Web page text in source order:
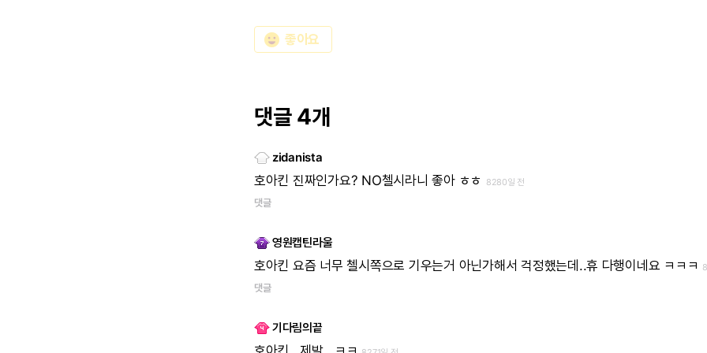
emoji_emotions 좋아요
댓글 4개
zidanista
호아킨 진짜인가요? NO첼시라니 좋아 ㅎㅎ 8280일 전
댓글
영원캡틴라울
호아킨 요즘 너무 첼시쪽으로 기우는거 아닌가해서 걱정했는데..휴 다행이네요 ㅋㅋㅋ
댓글
기다림의끝